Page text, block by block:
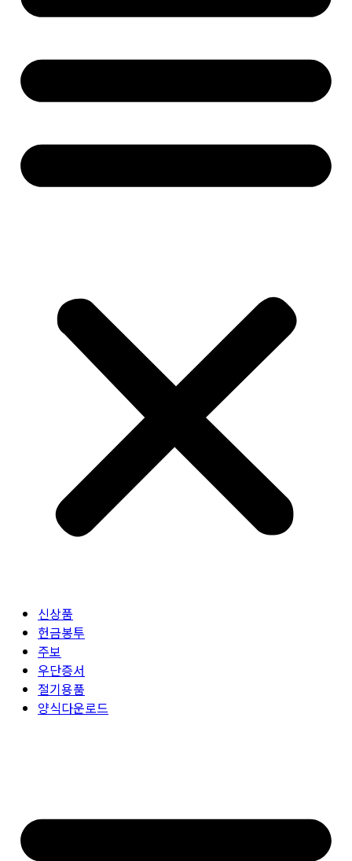
신상품
헌금봉투
주보
우단증서
절기용품
양식다운로드